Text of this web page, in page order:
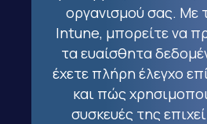
οργανισμού σας. Με
Intune, μπορείτε να
τα ευαίσθητα
έχετε πλήρη έλεγχο
και πώς
συσκευές της